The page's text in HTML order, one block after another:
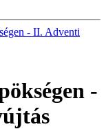
- II. Adventi
-